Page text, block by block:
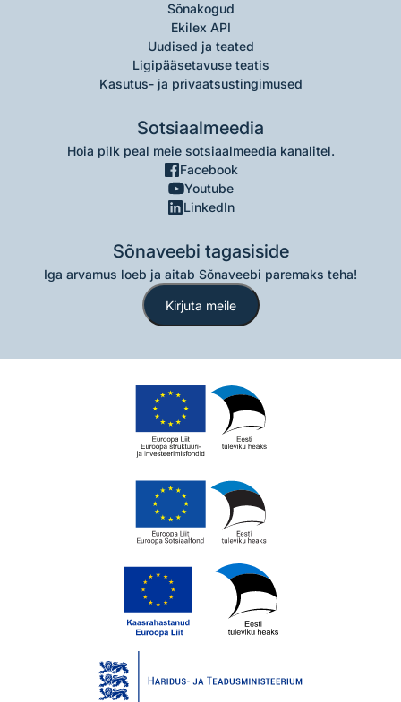
Sõnakogud
Ekilex API
Uudised ja teated
Ligipääsetavuse teatis
Kasutus- ja privaatsustingimused
Sotsiaalmeedia
Hoia pilk peal meie sotsiaalmeedia kanalitel.
Facebook
Youtube
LinkedIn
Sõnaveebi tagasiside
Iga arvamus loeb ja aitab Sõnaveebi paremaks teha!
Kirjuta meile